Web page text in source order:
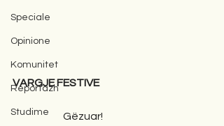
Speciale
Opinione
Komunitet
Reportazh
Studime
VARGJE FESTIVE
                        Gëzuar!